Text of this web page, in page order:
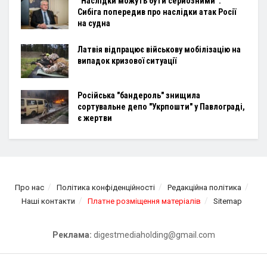
Сибіга попередив про наслідки атак Росії
на судна
Латвія відпрацює військову мобілізацію на
випадок кризової ситуації
Російська "бандероль" знищила
сортувальне депо "Укрпошти" у Павлограді,
є жертви
Про нас Політика конфіденційності
Редакційна політика
Наші контакти
Платне розміщення матеріалів Sitemap
Реклама: digestmediaholding@gmail.com